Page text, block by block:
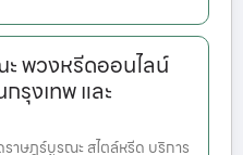
พวงหรีดออนไลน์
รุงเทพ และ
ษฎร์บูรณะ สไตล์หรีด บริการ